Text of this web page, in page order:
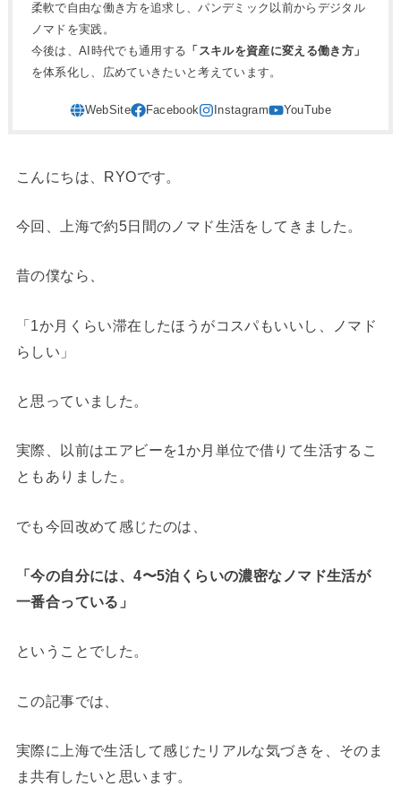
柔軟で自由な働き方を追求し、パンデミック以前からデジタル
ノマドを実践。
今後は、AI時代でも通用する 「スキルを資産に変える働き方」
を体系化し、広めていきたいと考えています。
こんにちは、RYOです。
今回、上海で約5日間のノマド生活をしてきました。
昔の僕なら、
「1か月くらい滞在したほうがコスパもいいし、ノマド
らしい」
と思っていました。
実際、以前はエアビーを1か月単位で借りて生活するこ
ともありました。
でも今回改めて感じたのは、
「今の自分には、4〜5泊くらいの濃密なノマド生活が
一番合っている」
ということでした。
この記事では、
実際に上海で生活して感じたリアルな気づきを、そのま
ま共有したいと思います。